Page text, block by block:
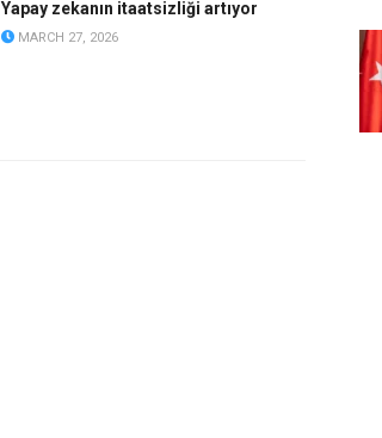
Yapay zekanın itaatsizliği artıyor
MARCH 27, 2026